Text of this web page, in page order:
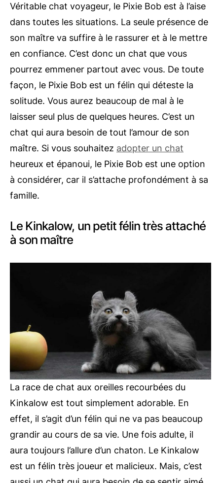
Véritable chat voyageur, le Pixie Bob est à l’aise
dans toutes les situations. La seule présence de
son maître va suffire à le rassurer et à le mettre
en confiance. C’est donc un chat que vous
pourrez emmener partout avec vous. De toute
façon, le Pixie Bob est un félin qui déteste la
solitude. Vous aurez beaucoup de mal à le
laisser seul plus de quelques heures. C’est un
chat qui aura besoin de tout l’amour de son
maître. Si vous souhaitez adopter un chat
heureux et épanoui, le Pixie Bob est une option
à considérer, car il s’attache profondément à sa
famille.
Le Kinkalow, un petit félin très attaché
à son maître
La race de chat aux oreilles recourbées du
Kinkalow est tout simplement adorable. En
effet, il s’agit d’un félin qui ne va pas beaucoup
grandir au cours de sa vie. Une fois adulte, il
aura toujours l’allure d’un chaton. Le Kinkalow
est un félin très joueur et malicieux. Mais, c’est